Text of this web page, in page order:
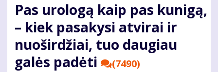
Pas urologą kaip pas kunigą,
– kiek pasakysi atvirai ir
nuoširdžiai, tuo daugiau
galės padėti
(7490)